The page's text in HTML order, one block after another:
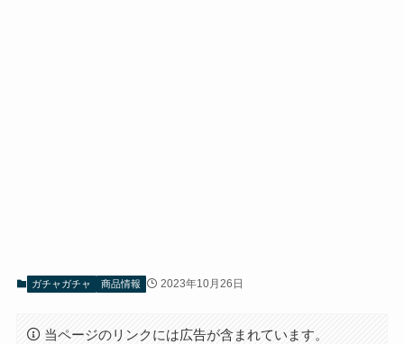
ガチャガチャ 商品情報 2023年10月26日
当ページのリンクには広告が含まれています。